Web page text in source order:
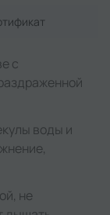
с
воды и
не